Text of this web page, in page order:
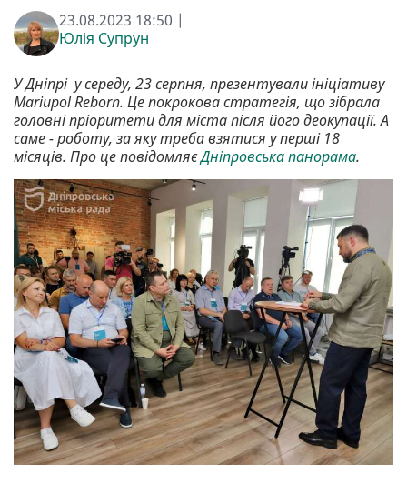
23.08.2023 18:50 |
Юлія Супрун
У Дніпрі у середу, 23 серпня, презентували ініціативу
Mariupol Reborn. Це покрокова стратегія, що зібрала
головні пріоритети для міста після його деокупації. А
саме - роботу, за яку треба взятися у перші 18
місяців. Про це повідомляєДніпровська панорама.